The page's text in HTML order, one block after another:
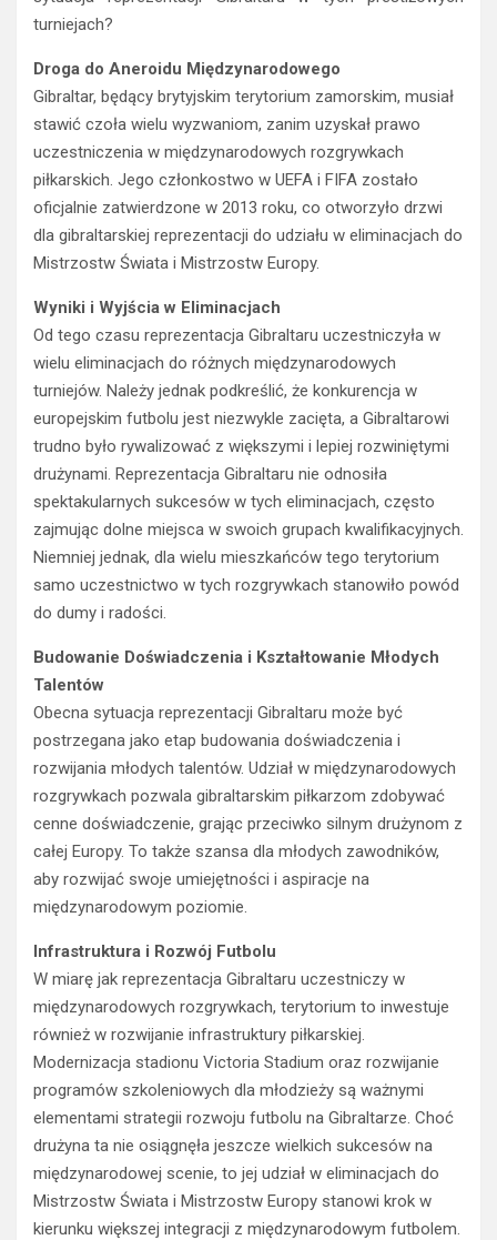
turniejach?
Droga do Aneroidu Międzynarodowego
Gibraltar, będący brytyjskim terytorium zamorskim, musiał
stawić czoła wielu wyzwaniom, zanim uzyskał prawo
uczestniczenia w międzynarodowych rozgrywkach
piłkarskich. Jego członkostwo w UEFA i FIFA zostało
oficjalnie zatwierdzone w 2013 roku, co otworzyło drzwi
dla gibraltarskiej reprezentacji do udziału w eliminacjach do
Mistrzostw Świata i Mistrzostw Europy.
Wyniki i Wyjścia w Eliminacjach
Od tego czasu reprezentacja Gibraltaru uczestniczyła w
wielu eliminacjach do różnych międzynarodowych
turniejów. Należy jednak podkreślić, że konkurencja w
europejskim futbolu jest niezwykle zacięta, a Gibraltarowi
trudno było rywalizować z większymi i lepiej rozwiniętymi
drużynami. Reprezentacja Gibraltaru nie odnosiła
spektakularnych sukcesów w tych eliminacjach, często
zajmując dolne miejsca w swoich grupach kwalifikacyjnych.
Niemniej jednak, dla wielu mieszkańców tego terytorium
samo uczestnictwo w tych rozgrywkach stanowiło powód
do dumy i radości.
Budowanie Doświadczenia i Kształtowanie Młodych
Talentów
Obecna sytuacja reprezentacji Gibraltaru może być
postrzegana jako etap budowania doświadczenia i
rozwijania młodych talentów. Udział w międzynarodowych
rozgrywkach pozwala gibraltarskim piłkarzom zdobywać
cenne doświadczenie, grając przeciwko silnym drużynom z
całej Europy. To także szansa dla młodych zawodników,
aby rozwijać swoje umiejętności i aspiracje na
międzynarodowym poziomie.
Infrastruktura i Rozwój Futbolu
W miarę jak reprezentacja Gibraltaru uczestniczy w
międzynarodowych rozgrywkach, terytorium to inwestuje
również w rozwijanie infrastruktury piłkarskiej.
Modernizacja stadionu Victoria Stadium oraz rozwijanie
programów szkoleniowych dla młodzieży są ważnymi
elementami strategii rozwoju futbolu na Gibraltarze. Choć
drużyna ta nie osiągnęła jeszcze wielkich sukcesów na
międzynarodowej scenie, to jej udział w eliminacjach do
Mistrzostw Świata i Mistrzostw Europy stanowi krok w
kierunku większej integracji z międzynarodowym futbolem.